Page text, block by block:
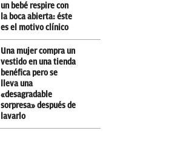
un bebé respire con
la boca abierta: éste
es el motivo clínico
Una mujer compra un
vestido en una tienda
benéfica pero se
lleva una
«desagradable
sorpresa» después de
lavarlo